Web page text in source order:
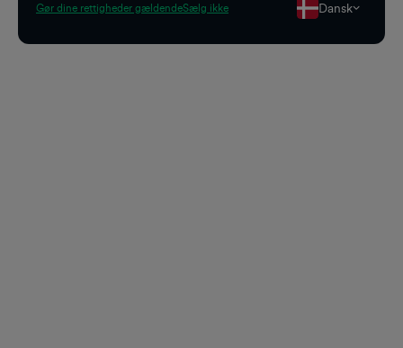
Gør dine rettigheder gældendeSælg ikke Dansk